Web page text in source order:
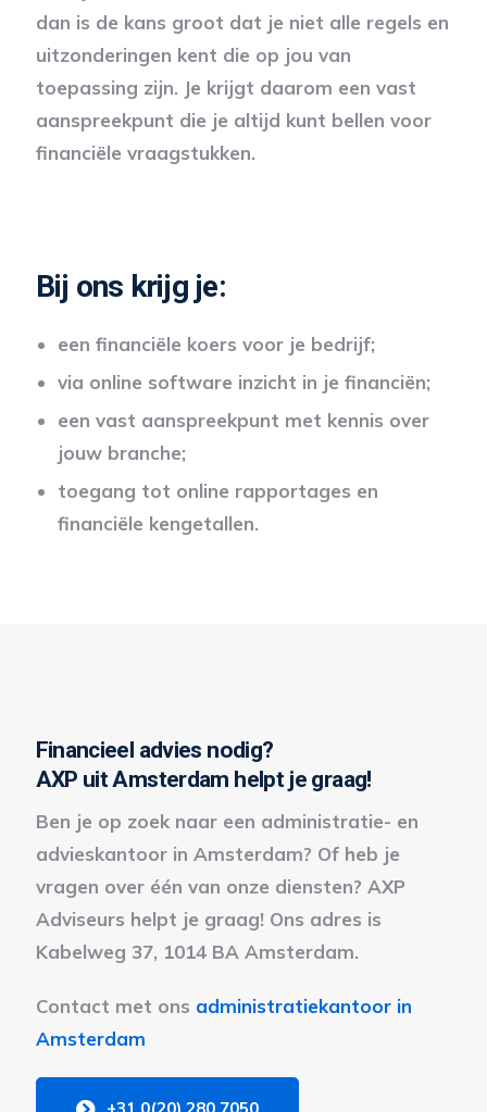
dan is de kans groot dat je niet alle regels en
uitzonderingen kent die op jou van
toepassing zijn. Je krijgt daarom een vast
aanspreekpunt die je altijd kunt bellen voor
financiële vraagstukken.
Bij ons krijg je:
een financiële koers voor je bedrijf;
via online software inzicht in je financiën;
een vast aanspreekpunt met kennis over
jouw branche;
toegang tot online rapportages en
financiële kengetallen.
Financieel advies nodig?
AXP uit Amsterdam helpt je graag!
Ben je op zoek naar een administratie- en
advieskantoor in Amsterdam? Of heb je
vragen over één van onze diensten? AXP
Adviseurs helpt je graag! Ons adres is
Kabelweg 37, 1014 BA Amsterdam.
Contact met ons administratiekantoor in
Amsterdam
+31 0(20) 280 7050